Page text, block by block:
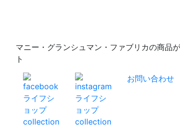
マニー・グランシュマン・ファブリカの商
ト
お問い合わせ